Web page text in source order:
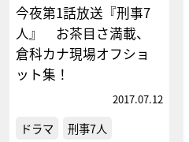
今夜第1話放送『刑事7
人』 お茶目さ満載、
倉科カナ現場オフショ
ット集！
2017.07.12
ドラマ 刑事7人